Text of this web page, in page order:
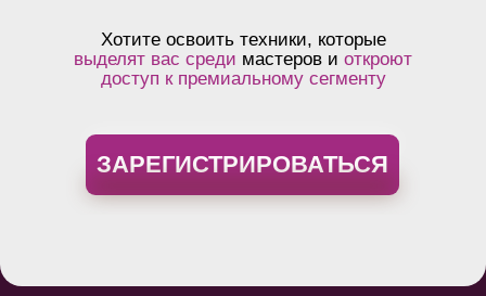
Хотите освоить техники, которые
выделят вас среди мастеров и откроют
доступ к премиальному сегменту
ЗАРЕГИСТРИРОВАТЬСЯ